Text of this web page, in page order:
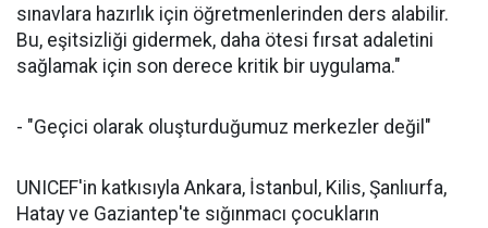
sınavlara hazırlık için öğretmenlerinden ders alabilir.
Bu, eşitsizliği gidermek, daha ötesi fırsat adaletini
sağlamak için son derece kritik bir uygulama."
- "Geçici olarak oluşturduğumuz merkezler değil"
UNICEF'in katkısıyla Ankara, İstanbul, Kilis, Şanlıurfa,
Hatay ve Gaziantep'te sığınmacı çocukların